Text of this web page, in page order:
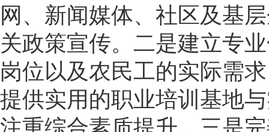
网、新闻媒体、社区及基
关政策宣传。二是建立专
岗位以及农民工的实际需
提供实用的职业培训基地